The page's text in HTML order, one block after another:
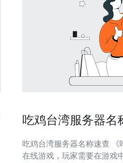
吃鸡台湾服务器名
吃鸡台湾服务器名称速查 《吃鸡》是一款风靡全球的多人
在线游戏，玩家需要在游戏